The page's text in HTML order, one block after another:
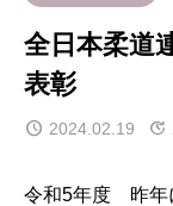
全日本柔道
表彰
2024.02.19
令和5年度 昨年